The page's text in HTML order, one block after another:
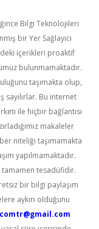
Bilgi Teknolojileri
bir Yer Sağlayıcı
içerikleri proaktif
bulunmamaktadır.
taşımakta olup,
Bu internet
ile hiçbir bağlantısı
makaleler
niteliği taşımamakta
yapılmamaktadır.
tesadüfidir.
bir bilgi paylaşım
aykırı olduğunu